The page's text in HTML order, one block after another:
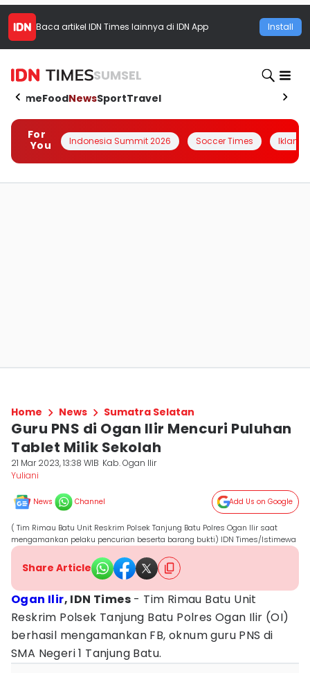
Baca artikel IDN Times lainnya di IDN App Install
SUMSEL
HomeFoodNewsSportTravel
For
You
Indonesia Summit 2026 Soccer Times Iklanin
Home News Sumatra Selatan
Guru PNS di Ogan Ilir Mencuri Puluhan
Tablet Milik Sekolah
21 Mar 2023, 13:38 WIB Kab. Ogan Ilir
Yuliani
News Channel Add Us on Google
( Tim Rimau Batu Unit Reskrim Polsek Tanjung Batu Polres Ogan Ilir saat
mengamankan pelaku pencurian beserta barang bukti) IDN Times/Istimewa
Share Article
Ogan Ilir, IDN Times - Tim Rimau Batu Unit
Reskrim Polsek Tanjung Batu Polres Ogan Ilir (OI)
berhasil mengamankan FB, oknum guru PNS di
SMA Negeri 1 Tanjung Batu.